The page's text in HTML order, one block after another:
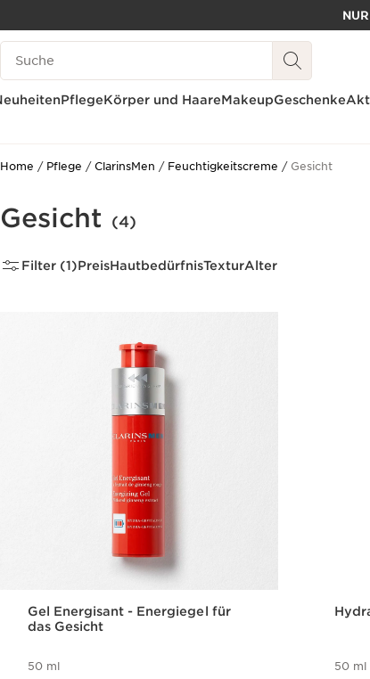
WEITER ZUM INHALT
Legende suchen
PflegeKörper und HaareMakeupGeschenke
Home Pflege ClarinsMen Feuchtigkeitscreme Gesicht
Gesicht (4)
Filter (1)PreisHautbedürfnisTexturAlter
Gel Energisant - Energiegel für
das Gesicht
50 ml 50 ml